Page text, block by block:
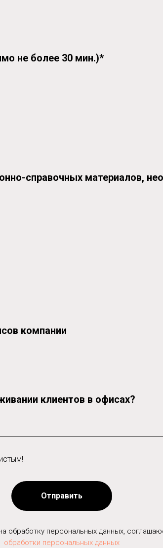
не более 30 мин.)*
справочных материалов,
компании
клиентов в офисах?
Отправить
обработку персональных данных,
обработки персональных данных